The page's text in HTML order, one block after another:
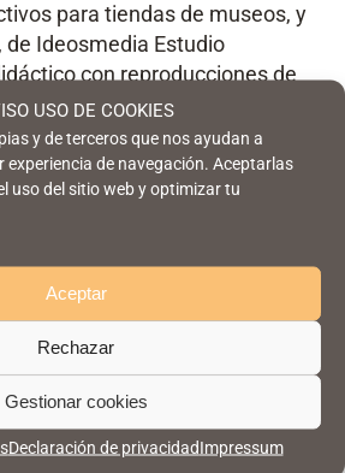
USO DE COOKIES
y de terceros que nos ayudan a
experiencia de navegación. Aceptarlas
uso del sitio web y optimizar tu
Aceptar
Rechazar
Gestionar cookies
Declaración de privacidadImpressum
para tiendas de museos, y
de Ideosmedia Estudio
con reproducciones de
pinturas al agua y pincel.
con ocho candidaturas
diseñadores y
de las propuestas
ha corrido a cargo de un
entidades de referencia en
museología, la gestión cultural,
como el Ayuntamiento
del Área de Cultura y
y la Agencia Pública para la
Natal de Pablo Ruiz Picasso y